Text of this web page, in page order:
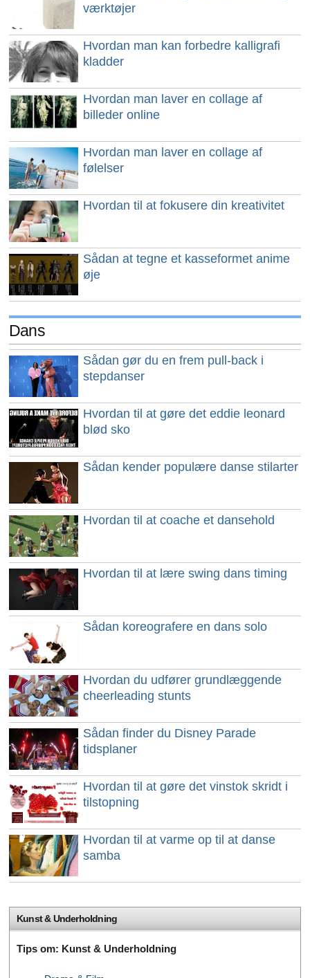
værktøjer
Hvordan man kan forbedre kalligrafi
kladder
Hvordan man laver en collage af
billeder online
Hvordan man laver en collage af
følelser
Hvordan til at fokusere din kreativitet
Sådan at tegne et kasseformet anime
øje
Dans
Sådan gør du en frem pull-back i
stepdanser
Hvordan til at gøre det eddie leonard
blød sko
Sådan kender populære danse stilarter
Hvordan til at coache et dansehold
Hvordan til at lære swing dans timing
Sådan koreografere en dans solo
Hvordan du udfører grundlæggende
cheerleading stunts
Sådan finder du Disney Parade
tidsplaner
Hvordan til at gøre det vinstok skridt i
tilstopning
Hvordan til at varme op til at danse
samba
Kunst & Underholdning
Tips om: Kunst & Underholdning